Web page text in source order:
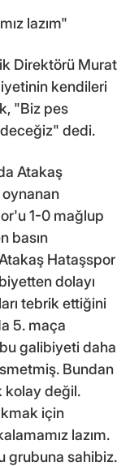
lazım"
Direktörü Murat
kendileri
"Biz pes
dedi.
Atakaş
1-0 mağlup
basın
Hataşspor
dolayı
tebrik ettiğini
5. maça
bu galibiyeti daha
Bundan
kolay değil.
için
lazım.
grubuna sahibiz.